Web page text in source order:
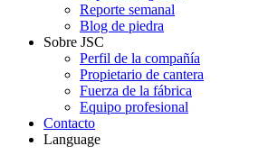
Reporte semanal
Blog de piedra
Sobre JSC
Perfil de la compañía
Propietario de cantera
Fuerza de la fábrica
Equipo profesional
Contacto
Language